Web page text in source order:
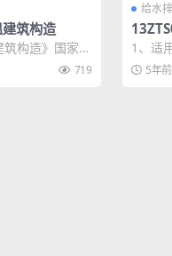
筑构造
构造》国家建
家建筑节能设
719
给水
装1、适
业和
2...5年前